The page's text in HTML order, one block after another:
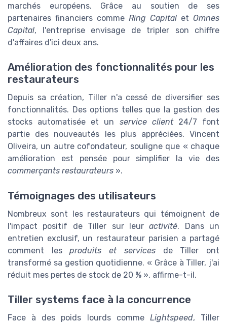
marchés européens. Grâce au soutien de ses
partenaires financiers comme Ring Capital et Omnes
Capital, l'entreprise envisage de tripler son chiffre
d'affaires d'ici deux ans.
Amélioration des fonctionnalités pour les
restaurateurs
Depuis sa création, Tiller n'a cessé de diversifier ses
fonctionnalités. Des options telles que la gestion des
stocks automatisée et un service client24/7 font
partie des nouveautés les plus appréciées. Vincent
Oliveira, un autre cofondateur, souligne que « chaque
amélioration est pensée pour simplifier la vie des
commerçants restaurateurs ».
Témoignages des utilisateurs
Nombreux sont les restaurateurs qui témoignent de
l'impact positif de Tiller sur leuractivité. Dans un
entretien exclusif, un restaurateur parisien a partagé
comment lesproduits et servicesde Tiller ont
transformé sa gestion quotidienne. « Grâce à Tiller, j'ai
réduit mes pertes de stock de 20 % », affirme-t-il.
Tiller systems face à la concurrence
Face à des poids lourds comme Lightspeed, Tiller